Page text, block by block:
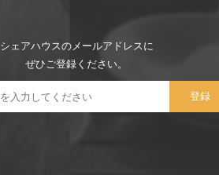
シェアハウスのメールアドレスに
ぜひご登録ください。